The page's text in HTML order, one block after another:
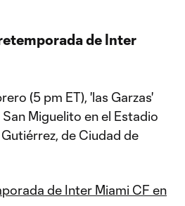
de Inter
(5 pm ET), 'las Garzas'
Miguelito en el Estadio
de Ciudad de
de Inter Miami CF en